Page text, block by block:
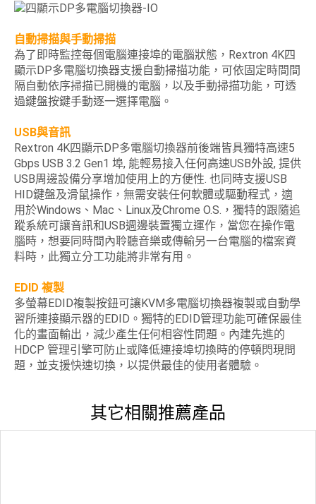
自動掃描與手動掃描
為了即時監控每個電腦連接埠的電腦狀態，Rextron 4K四
顯示DP多電腦切換器支援自動掃描功能，可依固定時間間
隔自動依序掃描已開機的電腦，以及手動掃描功能，可透
過鍵盤按鍵手動逐一選擇電腦。
USB與音訊
Rextron 4K四顯示DP多電腦切換器前後端皆具獨特高速5
Gbps USB 3.2 Gen1 埠, 能輕易接入任何高速USB外設, 提供
USB周邊設備分享增加使用上的方便性. 也同時支援USB
HID鍵盤及滑鼠操作，無需安裝任何軟體或驅動程式，適
用於Windows、Mac、Linux及Chrome O.S.，獨特的跟隨追
蹤系統可讓音訊和USB週邊裝置獨立運作，當您在操作電
腦時，想要同時間內聆聽音樂或傳輸另一台電腦的檔案資
料時，此獨立分工功能將非常有用。
EDID 複製
多螢幕EDID複製按鈕可讓KVM多電腦切換器複製或自動學
習所連接顯示器的EDID。獨特的EDID管理功能可確保最佳
化的畫面輸出，減少產生任何相容性問題。內建先進的
HDCP 管理引擎可防止或降低連接埠切換時的停頓閃現問
題，並支援快速切換，以提供最佳的使用者體驗。
其它相關推薦產品